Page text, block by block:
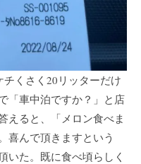
くさく20リッターだけ
「車中泊ですか？」と店
えると、「メロン食べま
喜んで頂きますという
いた。既に食べ頃らしく